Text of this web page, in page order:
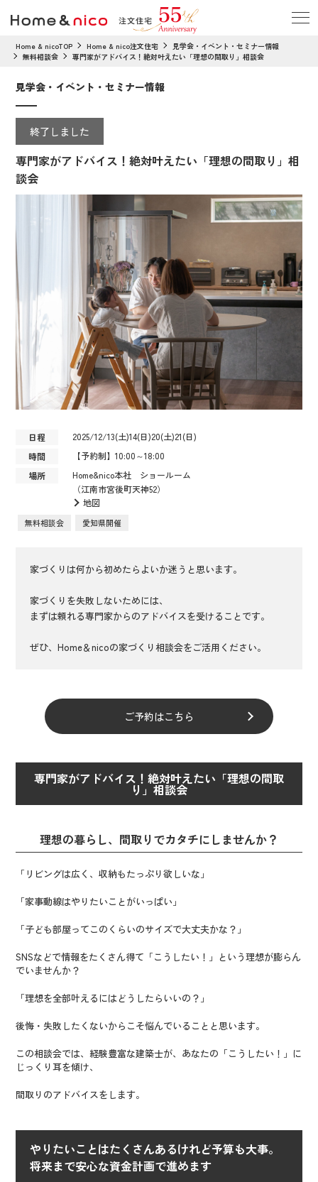
Home & nicoTOP Home & nico注文住宅
見学会・イベント・セミナー情報
無料相談会
専門家がアドバイス！絶対叶えたい「理想の間取り」相談会
見学会・イベント・セミナー情報
終了しました
専門家がアドバイス！絶対叶えたい「理想の間取り」相
談会
日程
2025/12/13(土)14(日)20(土)21(日)
時間
【予約制】10:00～18:00
場所
Home&nico本社 ショールーム
（江南市宮後町天神52）
地図
無料相談会 愛知県開催
家づくりは何から初めたらよいか迷うと思います。
家づくりを失敗しないためには、
まずは頼れる専門家からのアドバイスを受けることです。
ぜひ、Home＆nicoの家づくり相談会をご活用ください。
ご予約はこちら
専門家がアドバイス！絶対叶えたい「理想の間取
り」相談会
理想の暮らし、間取りでカタチにしませんか？
「リビングは広く、収納もたっぷり欲しいな」
「家事動線はやりたいことがいっぱい」
「子ども部屋ってこのくらいのサイズで大丈夫かな？」
SNSなどで情報をたくさん得て「こうしたい！」という理想が膨らん
でいませんか？
「理想を全部叶えるにはどうしたらいいの？」
後悔・失敗したくないからこそ悩んでいることと思います。
この相談会では、経験豊富な建築士が、あなたの「こうしたい！」に
じっくり耳を傾け、
間取りのアドバイスをします。
やりたいことはたくさんあるけれど予算も大事。
将来まで安心な資金計画で進めます